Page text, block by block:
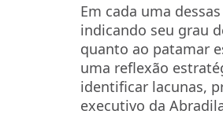
Em cada uma
indicando seu grau
quanto ao patamar
uma reflexão
identificar lacunas,
executivo da